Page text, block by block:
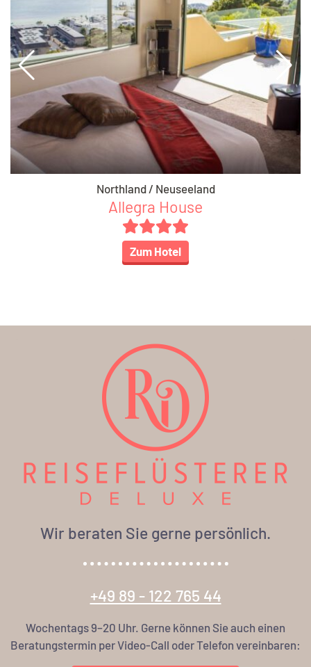
Northland / Neuseeland
Allegra House
Zum Hotel
Wir beraten Sie gerne persönlich.
+49 89 - 122 765 44
Wochentags 9–20 Uhr. Gerne können Sie auch einen
Beratungstermin per Video-Call oder Telefon vereinbaren: